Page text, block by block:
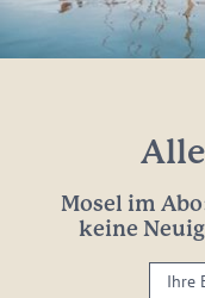
Mosel im
keine
Ihre